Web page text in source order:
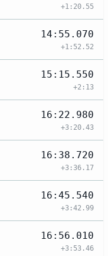
+1:20.55
14:55.070
+1:52.52
15:15.550
+2:13
16:22.980
+3:20.43
16:38.720
+3:36.17
16:45.540
+3:42.99
16:56.010
+3:53.46